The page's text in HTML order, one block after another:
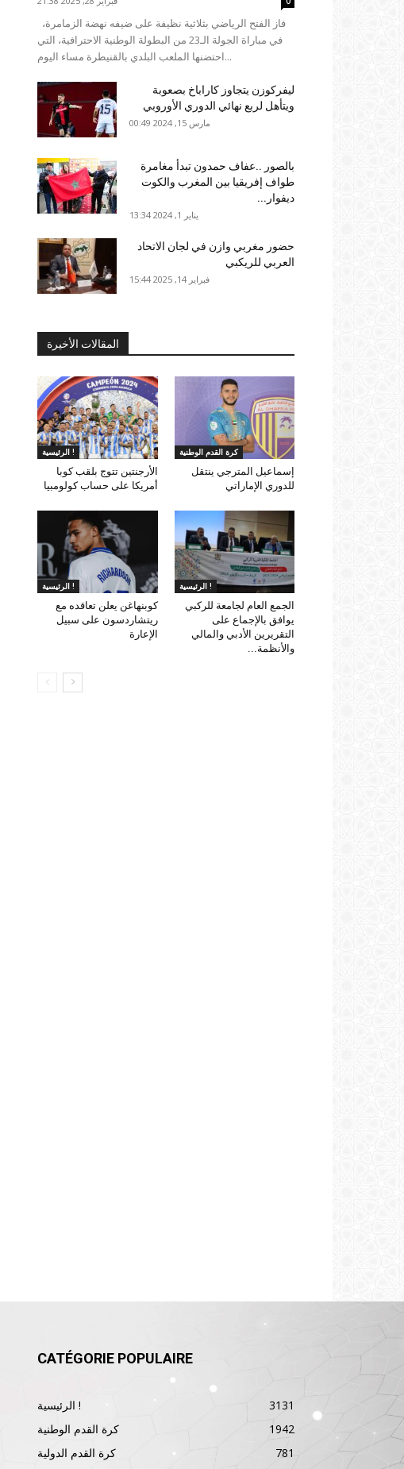
في مباراة الجولة الـ23 من البطولة الوطنية الاحترافية، التي
احتضنها الملعب البلدي بالقنيطرة مساء اليوم...
ليفركوزن يتجاوز كاراباخ بصعوبة
ويتأهل لربع نهائي الدوري الأوروبي
مارس 15, 2024 00:49
بالصور ..عفاف حمدون تبدأ مغامرة
طواف إفريقيا بين المغرب والكوت
ديفوار...
يناير 1, 2024 13:34
حضور مغربي وازن في لجان الاتحاد
العربي للريكبي
فبراير 14, 2025 15:44
المقالات الأخيرة
الرئيسية !
الأرجنتين تتوج بلقب كوبا
أمريكا على حساب كولومبيا
كرة القدم الوطنية
إسماعيل المترجي ينتقل
للدوري الإماراتي
الرئيسية !
كوبنهاغن يعلن تعاقده مع
ريتشاردسون على سبيل
الإعارة
الرئيسية !
الجمع العام لجامعة للركبي
يوافق بالإجماع على
التقريرين الأدبي والمالي
والأنظمة...
CATÉGORIE POPULAIRE
الرئيسية !
3131
كرة القدم الوطنية
1942
كرة القدم الدولية
781